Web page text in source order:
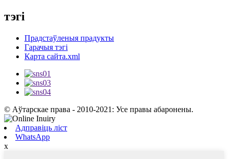
тэгі
Прадстаўленыя прадукты
Гарачыя тэгі
Карта сайта.xml
© Аўтарскае права - 2010-2021: Усе правы абаронены.
Адправіць ліст
WhatsApp
x